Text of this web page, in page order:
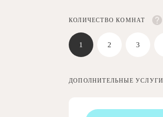
КОЛИЧЕСТВО КОМНАТ
1 2 3
ДОПОЛНИТЕЛЬНЫЕ УСЛУГИ